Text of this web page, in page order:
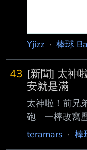
Yjizz · 棒球
43 [新聞] 太神
安就是滿
太神啦！前兄
砲 一棒改寫
（Sarah
teramars · 棒